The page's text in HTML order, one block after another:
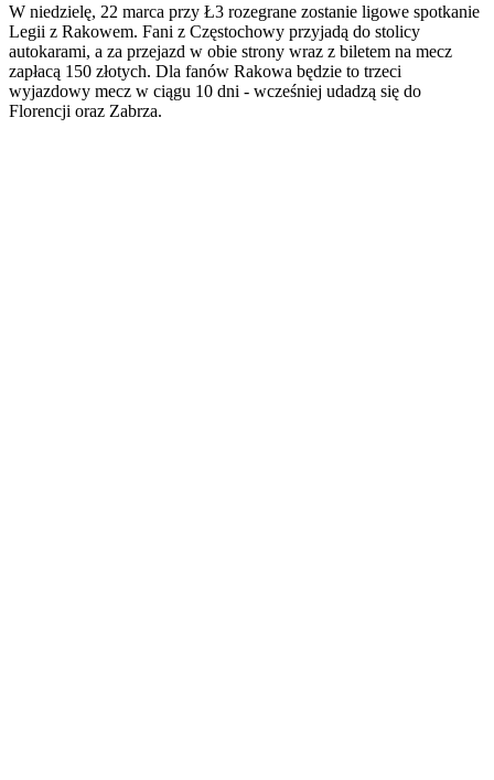
W niedzielę, 22 marca przy Ł3 rozegrane zostanie ligowe spotkanie
Legii z Rakowem. Fani z Częstochowy przyjadą do stolicy
autokarami, a za przejazd w obie strony wraz z biletem na mecz
zapłacą 150 złotych. Dla fanów Rakowa będzie to trzeci
wyjazdowy mecz w ciągu 10 dni - wcześniej udadzą się do
Florencji oraz Zabrza.